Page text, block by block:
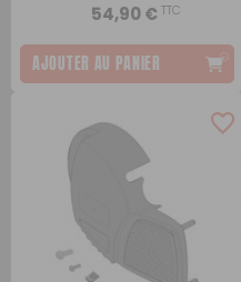
54,90 €TTC
AJOUTER AU PANIER